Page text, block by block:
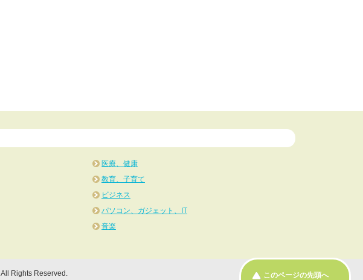
医療、健康
教育、子育て
ビジネス
パソコン、ガジェット、IT
音楽
All Rights Reserved. このページの先頭へ